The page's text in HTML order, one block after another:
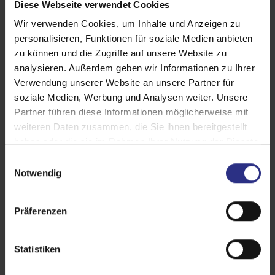
Diese Webseite verwendet Cookies
Wir verwenden Cookies, um Inhalte und Anzeigen zu
personalisieren, Funktionen für soziale Medien anbieten
zu können und die Zugriffe auf unsere Website zu
analysieren. Außerdem geben wir Informationen zu Ihrer
Verwendung unserer Website an unsere Partner für
soziale Medien, Werbung und Analysen weiter. Unsere
Partner führen diese Informationen möglicherweise mit
weiteren Daten zusammen, die Sie ihnen bereitgestellt
Notwendig
Präferenzen
Statistiken